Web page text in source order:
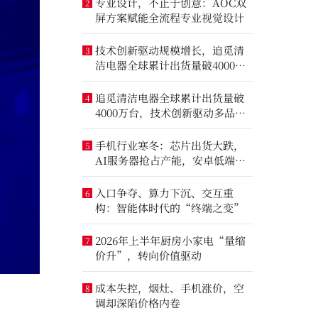
2
屏方案赋能全流程专业视觉设计
3 技术创新驱动规模增长，追觅清
洁电器全球累计出货量破4000万
台
4 追觅清洁电器全球累计出货量破
4000万台，技术创新驱动多品类
增长
5 手机行业寒冬：芯片出货大跌，
AI服务器抢占产能，安卓低端压
力最大
6
入口争夺、算力下沉、交互重
构：智能体时代的“终端之变”
7 2026年上半年厨房小家电“量缩
价升”，转向价值驱动
8 成本失控，烟灶、手机涨价，空
调却深陷价格内卷